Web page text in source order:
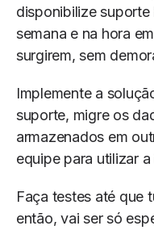
disponibilize
semana e na hora
surgirem, sem
Implemente a
suporte, migre os
armazenados em
equipe para utilizar
Faça testes até que
então, vai ser só